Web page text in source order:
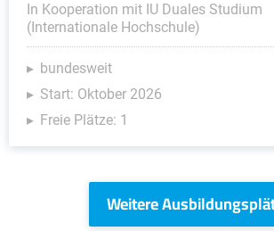
In Kooperation mit IU Duales Studium
(Internationale Hochschule)
bundesweit
Start: Oktober 2026
Freie Plätze: 1
Weitere